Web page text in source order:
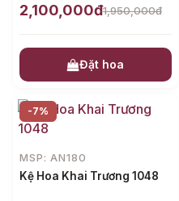
2,100,000đ1,950,000đ
Đặt hoa
-7%
MSP: AN180
Kệ Hoa Khai Trương 1048